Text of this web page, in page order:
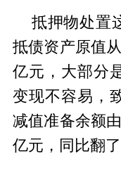
抵押物处置
抵债资产原值
亿元，大部分
变现不容易，
减值准备余额
亿元，同比翻了